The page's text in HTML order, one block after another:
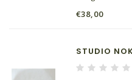
€38,00
STUDIO